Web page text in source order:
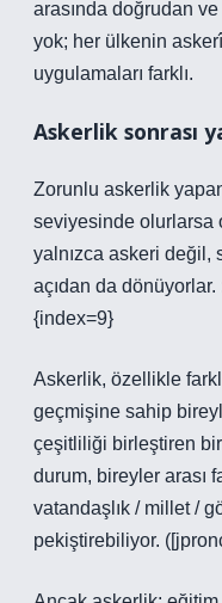
arasında doğrudan
yok; her ülkenin
uygulamaları farklı.
Askerlik sonrası
Zorunlu askerlik
seviyesinde
yalnızca askeri değil,
açıdan da
{index=9}
Askerlik, özellikle
geçmişine sahip
çeşitliliği birleştiren
durum, bireyler arası
vatandaşlık / millet /
pekiştirebiliyor.